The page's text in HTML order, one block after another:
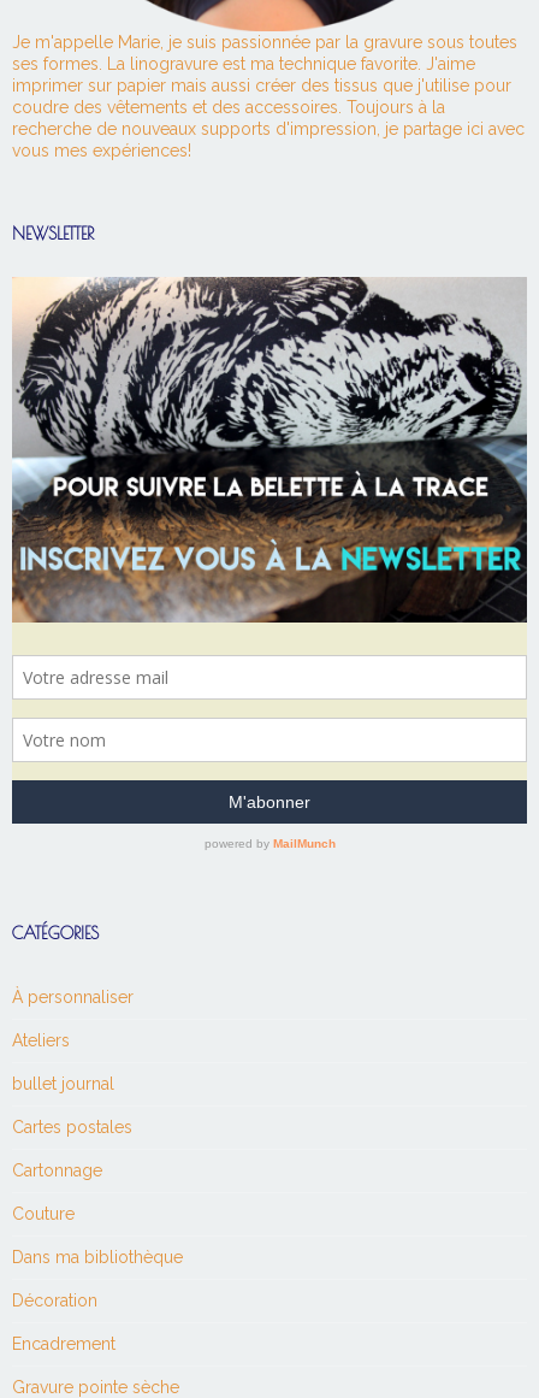
Je m'appelle Marie, je suis passionnée par la gravure sous toutes
ses formes. La linogravure est ma technique favorite. J'aime
imprimer sur papier mais aussi créer des tissus que j'utilise pour
coudre des vêtements et des accessoires. Toujours à la
recherche de nouveaux supports d'impression, je partage ici avec
vous mes expériences!
NEWSLETTER
CATÉGORIES
À personnaliser
Ateliers
bullet journal
Cartes postales
Cartonnage
Couture
Dans ma bibliothèque
Décoration
Encadrement
Gravure pointe sèche